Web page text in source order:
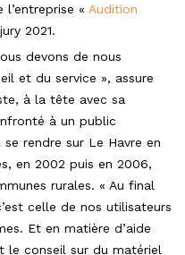
« Audition
2021.
devons de nous
et du service », assure
à la tête avec sa
à un public
rendre sur Le Havre en
en 2002 puis en 2006,
rurales. « Au final
celle de nos utilisateurs
Et en matière d’aide
le conseil sur du matériel